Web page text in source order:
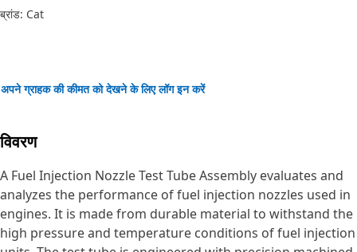
ब्रांड: Cat
अपने ग्राहक की कीमत को देखने के लिए लॉग इन करें
विवरण
A Fuel Injection Nozzle Test Tube Assembly evaluates and
analyzes the performance of fuel injection nozzles used in
engines. It is made from durable material to withstand the
high pressure and temperature conditions of fuel injection